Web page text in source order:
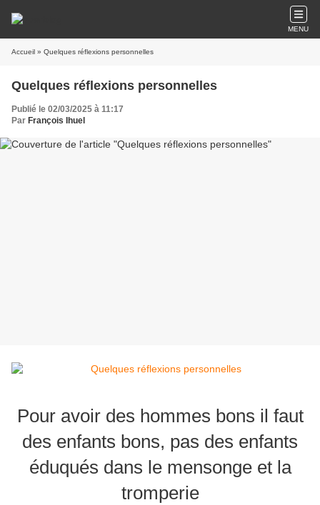
MENU
Accueil » Quelques réflexions personnelles
Quelques réflexions personnelles
Publié le 02/03/2025 à 11:17
Par François Ihuel
Pour avoir des hommes bons il faut
des enfants bons, pas des enfants
éduqués dans le mensonge et la
tromperie